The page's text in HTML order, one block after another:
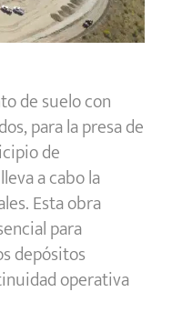
de suelo con
para la presa de
de
a cabo la
Esta obra
para
depósitos
operativa